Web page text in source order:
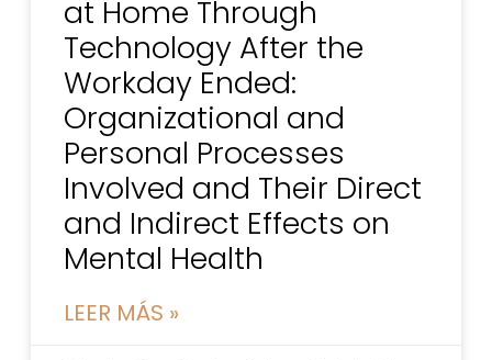
at Home Through
Technology After the
Workday Ended:
Organizational and
Personal Processes
Involved and Their Direct
and Indirect Effects on
Mental Health
LEER MÁS »